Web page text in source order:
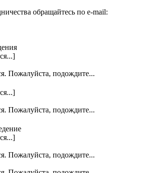
обращайтесь по e-mail:
Пожалуйста, подождите...
Пожалуйста, подождите...
Пожалуйста, подождите...